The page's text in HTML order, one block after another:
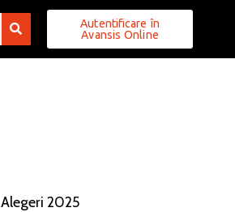
Autentificare în
Avansis Online
Alegeri 2025